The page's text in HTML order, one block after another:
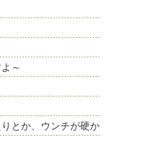
～
とか、ウンチが硬か